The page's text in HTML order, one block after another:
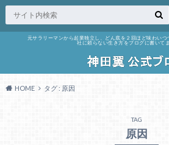
元サラリーマンから起業独立し、どん底を２回ほど味わい
社に頼らない生き方をブログに書いて
HOME タグ : 原因
TAG
原因